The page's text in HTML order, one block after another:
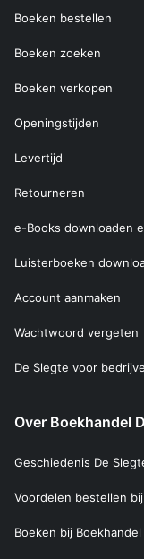
Boeken bestellen
Boeken zoeken
Boeken verkopen
Openingstijden
Levertijd
Retourneren
e-Books downloaden
Luisterboeken
Account aanmaken
Wachtwoord vergeten
De Slegte voor
Over Boekhandel
Geschiedenis De
Voordelen bestellen
Boeken bij